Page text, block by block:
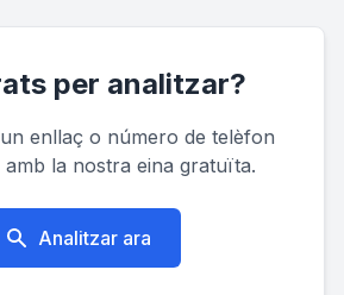
per analitzar?
enllaç o número de telèfon
amb la nostra eina gratuïta.
Analitzar ara